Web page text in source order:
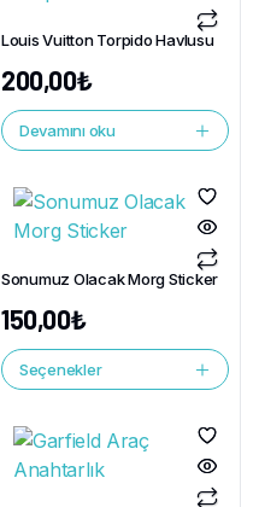
Louis Vuitton Torpido Havlusu
200,00₺
Devamını oku
Sonumuz Olacak Morg Sticker
150,00₺
Seçenekler